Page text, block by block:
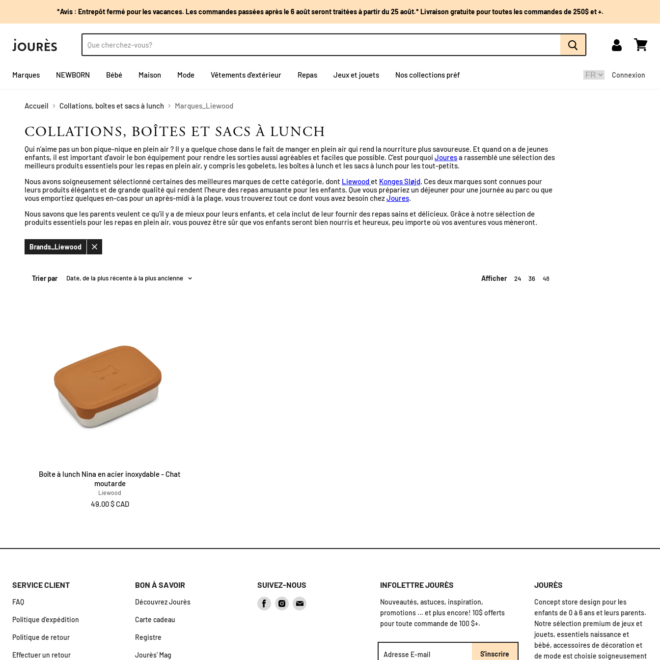
*Avis : Entrepôt fermé pour les vacances. Les commandes passées après le 6 août seront traitées à partir du 25 août.* Livraison gratuite pour toutes les commandes de 250$ et +.
Marques
NEWBORN Bébé Maison Mode Vêtements d'extérieur Repas Jeux et jouets Nos collections préf Connexion
Accueil Collations, boîtes et sacs à lunch Marques_Liewood
COLLATIONS, BOÎTES ET SACS À LUNCH
Qui n'aime pas un bon pique-nique en plein air ? Il y a quelque chose dans le fait de manger en plein air qui rend la nourriture plus savoureuse. Et quand on a de jeunes
enfants, il est important d'avoir le bon équipement pour rendre les sorties aussi agréables et faciles que possible. C'est pourquoi Jouresa rassemblé une sélection des
meilleurs produits essentiels pour les repas en plein air, y compris les gobelets, les boîtes à lunch et les sacs à lunch pour les tout-petits.
Nous avons soigneusement sélectionné certaines des meilleures marques de cette catégorie, dont Liewoodet Konges Sløjd. Ces deux marques sont connues pour
leurs produits élégants et de grande qualité qui rendent l'heure des repas amusante pour les enfants. Que vous prépariez un déjeuner pour une journée au parc ou que
vous emportiez quelques en-cas pour un après-midi à la plage, vous trouverez tout ce dont vous avez besoin chezJoures.
Nous savons que les parents veulent ce qu'il y a de mieux pour leurs enfants, et cela inclut de leur fournir des repas sains et délicieux. Grâce à notre sélection de
produits essentiels pour les repas en plein air, vous pouvez être sûr que vos enfants seront bien nourris et heureux, peu importe où vos aventures vous mèneront.
Brands_Liewood
Supprimer
Trier par
Afficher 24 36 48
Boîte à lunch Nina en acier inoxydable - Chat
moutarde
Liewood
49.00 $ CAD
SERVICE CLIENT
FAQ
Politique d'expédition
Politique de retour
Effectuer un retour
BON À SAVOIR
Découvrez Jourès
Carte cadeau
Registre
Jourès' Mag
SUIVEZ-NOUS
Trouvez-Trouvez-Trouvez-
INFOLETTRE JOURÈS
Nouveautés, astuces, inspiration,
promotions ... et plus encore! 10$ offerts
pour toute commande de 100 $+.
Adresse E-mail S'inscrire
JOURÈS
Concept store design pour les
enfants de 0 à 6 ans et leurs parents.
Notre sélection premium de jeux et
jouets, essentiels naissance et
bébé, accessoires de décoration et
de mode est choisie soigneusement